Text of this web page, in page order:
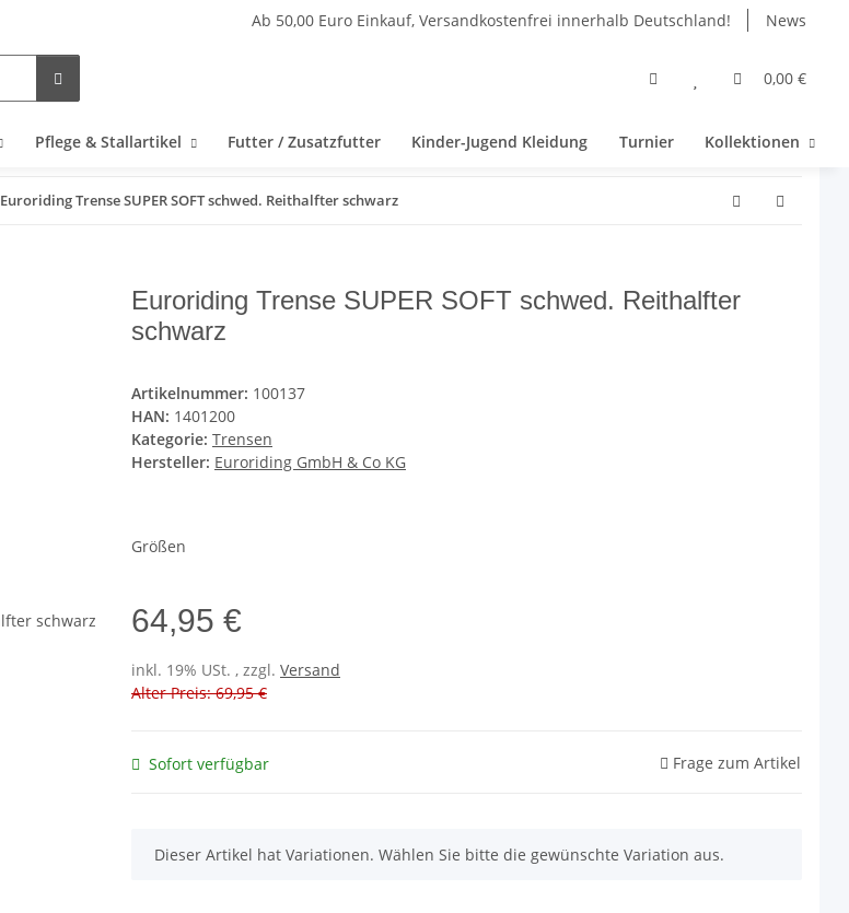
Ab 50,00 Euro Einkauf, Versandkostenfrei innerhalb Deutschland! News
0,00 €
Pflege & Stallartikel Futter / Zusatzfutter Kinder-Jugend Kleidung Turnier Kollektionen
Euroriding Trense SUPER SOFT schwed. Reithalfter schwarz
Euroriding Trense SUPER SOFT schwed. Reithalfter
schwarz
Artikelnummer: 100137
HAN: 1401200
Kategorie: Trensen
Hersteller: Euroriding GmbH & Co KG
Größen
64,95 €
inkl. 19% USt. , zzgl. Versand
Alter Preis: 69,95 €
Sofort verfügbar Frage zum Artikel
x
Dieser Artikel hat Variationen. Wählen Sie bitte die gewünschte Variation aus.